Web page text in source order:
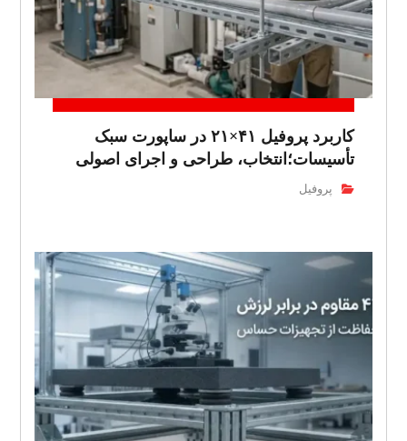
کاربرد پروفیل ۴۱×۲۱ در ساپورت سبک
تأسیسات؛انتخاب، طراحی و اجرای اصولی
پروفیل